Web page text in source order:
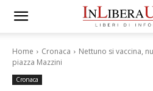
Home Cronaca
Nettuno si vaccina,
piazza Mazzini
Cronaca